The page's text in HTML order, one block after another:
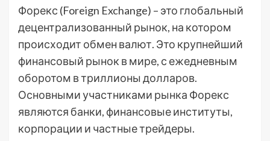
Форекс (Foreign Exchange) – это глобальный
децентрализованный рынок, на котором
происходит обмен валют. Это крупнейший
финансовый рынок в мире, с ежедневным
оборотом в триллионы долларов.
Основными участниками рынка Форекс
являются банки, финансовые институты,
корпорации и частные трейдеры.